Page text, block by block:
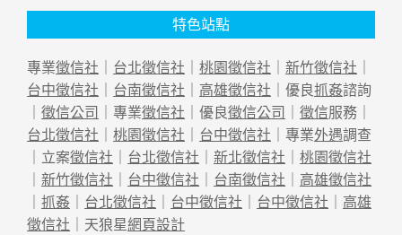
特色站點
專業徵信社 ｜ 台北徵信社 ｜ 桃園徵信社 ｜ 新竹徵信社 ｜
台中徵信社 ｜ 台南徵信社 ｜ 高雄徵信社 ｜優良抓姦諮詢
｜ 徵信公司 ｜專業徵信社 ｜優良徵信公司 ｜ 徵信服務｜
台北徵信社 ｜ 桃園徵信社 ｜ 台中徵信社 ｜專業外遇調查
｜立案徵信社 ｜ 台北徵信社 ｜ 新北徵信社 ｜ 桃園徵信社
｜ 新竹徵信社 ｜ 台中徵信社 ｜ 台南徵信社 ｜ 高雄徵信社
｜ 抓姦 ｜ 台北徵信社 ｜ 台中徵信社 ｜ 台中徵信社 ｜ 高雄
徵信社 ｜天狼星網頁設計